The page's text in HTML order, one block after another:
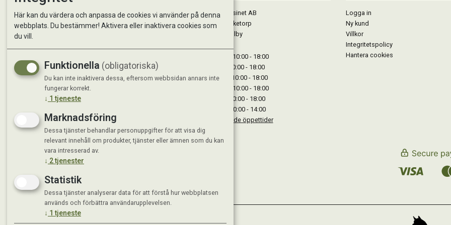
Kontakta oss
Om oss
StallMagasinet AB
Västra Lärketorp
59595 Mjölby
Måndag : 10:00 - 18:00
Tisdag : 10:00 - 18:00
Onsdag : 10:00 - 18:00
Torsdag : 10:00 - 18:00
Fredag : 10:00 - 18:00
Lördag : 10:00 - 14:00
Se avvikande öppettider
Logga in
Ny kund
Villkor
Integritetspolicy
Hantera cookies
Här kan du värdera och anpassa de cookies vi använder på denna
webbplats. Du bestämmer! Aktivera eller inaktivera cookies som
du vill.
Funktionella (obligatoriska)
Du kan inte inaktivera dessa, eftersom webbsidan annars inte
fungerar korrekt.
↓ 1 tjeneste
Marknadsföring
Dessa tjänster behandlar personuppgifter för att visa dig
relevant innehåll om produkter, tjänster eller ämnen som du kan
vara intresserad av.
↓ 2tjenester
Statistik
Dessa tjänster analyserar data för att förstå hur webbplatsen
används och förbättra användarupplevelsen.
↓ 1 tjeneste